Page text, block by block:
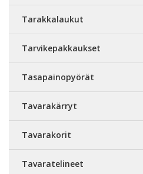
Tarakkalaukut
Tarvikepakkaukset
Tasapainopyörät
Tavarakärryt
Tavarakorit
Tavaratelineet